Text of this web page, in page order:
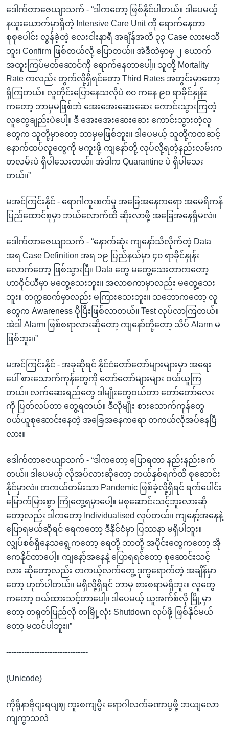
ဒေါက်တာဇေယျာသက် - “ဒါကတော့ ဖြစ်နိုင်ပါတယ်။ ဒါပေမယ့်
နယူးယောက်မှာရှိတဲ့ Intensive Care Unit ကို ရောက်နေတာ
စုစုပေါင်း လွန်ခဲ့တဲ့ လေးငါးနာရီ အချိန်အထိ ၃၃ Case လားမသိ
ဘူး၊ Confirm ဖြစ်တယ်လို့ ပြောတယ်။ အဲဒီထဲမှာမှ ၂ ယောက်
အထူးကြပ်မတ်ဆောင်ကို ရောက်နေတာပေါ့။ သူတို့ Mortality
Rate ကလည်း တွက်လို့ရှိရင်တော့ Third Rates အတွင်းမှာတော့
ရှိကြတယ်။ လူတိုင်းပြောနေသလိုပဲ ၈၀ ကနေ ၉၀ ရာခိုင်နှုန်း
ကတော့ ဘာမှမဖြစ်ဘဲ အေးအေးဆေးဆေး ကောင်းသွားကြတဲ့
လူတွေချည်းပဲပေါ့။ ဒီ အေးအေးဆေးဆေး ကောင်းသွားတဲ့လူ
တွေက သူတို့မှာတော့ ဘာမှမဖြစ်ဘူး။ ဒါပေမယ့် သူတို့ကတဆင့်
နောက်ထပ်လူတွေကို မကူးဖို့ ကျနော်တို့ လုပ်လို့ရတဲ့နည်းလမ်းက
တလမ်းပဲ ရှိပါသေးတယ်။ အဲဒါက Quarantine ပဲ ရှိပါသေး
တယ်။”
မအင်ကြင်းနိုင် - ရောဂါကူးစက်မှု အခြေအနေကရော အမေရိကန်
ပြည်ထောင်စုမှာ ဘယ်လောက်ထိ ဆိုးလာဖို့ အခြေအနေရှိမလဲ။
ဒေါက်တာဇေယျာသက် - “နောက်ဆုံး ကျနော်သိလိုက်တဲ့ Data
အရ Case Definition အရ ၁၉ ပြည်နယ်မှာ ၄၀ ရာခိုင်နှုန်း
လောက်တော့ ဖြစ်သွားပြီ။ Data တွေ မတွေ့သေးတာကတော့
ဟာဝိုင်ယီမှာ မတွေ့သေးဘူး။ အလာစကာမှာလည်း မတွေ့သေး
ဘူး။ တက္ကဆက်မှာလည်း မကြားသေးဘူး။ သဘောကတော့ လူ
တွေက Awareness ပိုပြီးဖြစ်လာတယ်။ Test လုပ်လာကြတယ်။
အဲဒါ Alarm ဖြစ်စရာလားဆိုတော့ ကျနော်တို့တော့ သိပ် Alarm မ
ဖြစ်ဘူး။”
မအင်ကြင်းနိုင် - အခုဆိုရင် နိုင်ငံတော်တော်များများမှာ အရေး
ပေါ် စားသောက်ကုန်တွေကို တော်တော်များများ ဝယ်ယူကြ
တယ်။ လက်ဆေးရည်တွေ ဒါမျိုးတွေဝယ်တာ တော်တော်လေး
ကို ပြတ်လပ်တာ တွေ့ရတယ်။ ဒီလိုမျိုး စားသောက်ကုန်တွေ
ဝယ်ယူစုဆောင်းနေတဲ့ အခြေအနေကရော တကယ်လိုအပ်နေပြီ
လား။
ဒေါက်တာဇေယျာသက် - “ဒါကတော့ ပြောရတာ နည်းနည်းခက်
တယ်။ ဒါပေမယ့် လိုအပ်လားဆိုတော့ ဘယ်နှစ်ရက်ထိ စုဆောင်း
နိုင်မှာလဲ။ တကယ်တမ်းသာ Pandemic ဖြစ်ခဲ့လို့ရှိရင် ရက်ပေါင်း
မြောက်မြားစွာ ကြုံတွေ့ရမှာပေါ့။ မစုဆောင်းသင့်ဘူးလားဆို
တော့လည်း ဒါကတော့ Individualised လုပ်တယ်။ ကျနော့်အနေနဲ့
ပြောရမယ်ဆိုရင် ရေကတော့ ဒီနိုင်ငံမှာ ပြဿနာ မရှိပါဘူး။
လျှပ်စစ်ရှိနေသရွေ့ကတော့ ရေတို့ ဘာတို့ အပိုင်းတွေကတော့ အို
ကေနိုင်တာပေါ့။ ကျနော့်အနေနဲ့ ပြောရရင်တော့ စုဆောင်းသင့်
လား ဆိုတော့လည်း တကယ့်လက်တွေ့ ဒုက္ခရောက်တဲ့ အချိန်မှာ
တော့ ဟုတ်ပါတယ်။ မရှိလို့ရှိရင် ဘာမှ စားစရာမရှိဘူး။ လူတွေ
ကတော့ ဝယ်ထားသင့်တာပေါ့။ ဒါပေမယ့် ယူအက်စ်လို မြို့မှာ
တော့ တရုတ်ပြည်လို တမြို့လုံး Shutdown လုပ်ဖို့ ဖြစ်နိုင်မယ်
တော့ မထင်ပါဘူး။”
--------------------------------
(Unicode)
ကိုရိုနာဗိုငျးရပျဈ ကူးစကျပွီး ရောဂါလက်ခဏာပွဖို့ ဘယျလော
ကျကွာသလဲ